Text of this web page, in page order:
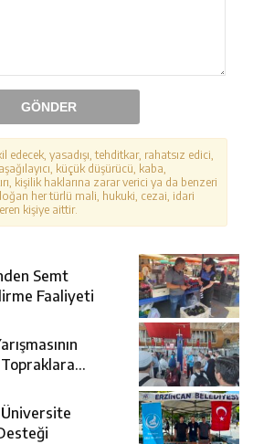
GÖNDER
edecek, yasadışı, tehditkar, rahatsız edici,
küçük düşürücü, kaba,
kişilik haklarına zarar verici ya da benzeri
her türlü mali, hukuki, cezai, idari
kişiye aittir.
Semt
Faaliyeti
Üniversite